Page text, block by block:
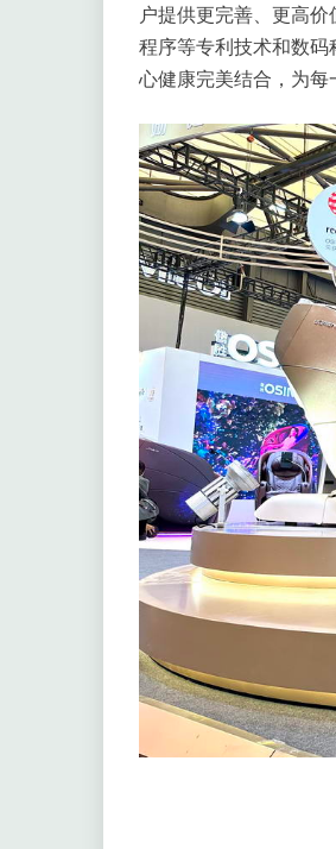
户提供更完善、更高
程序等专利技术和数
心健康完美结合，为每